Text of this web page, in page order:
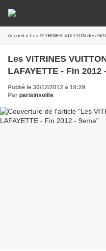
Accueil » Les VITRINES VUITTON des
Les VITRINES
LAFAYETTE - Fin 2012
Publié le 30/12/2012 à 18:29
Par parisinsolite